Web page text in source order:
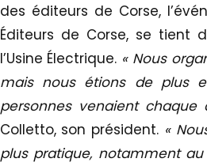
des éditeurs de Corse,
Éditeurs de Corse, se tient
l’Usine Électrique. « Nous
mais nous étions de plus
personnes venaient chaque
Colletto, son président. «
plus pratique, notamment